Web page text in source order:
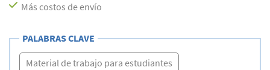
Más costos de envío
PALABRAS CLAVE
Material de trabajo para estudiantes